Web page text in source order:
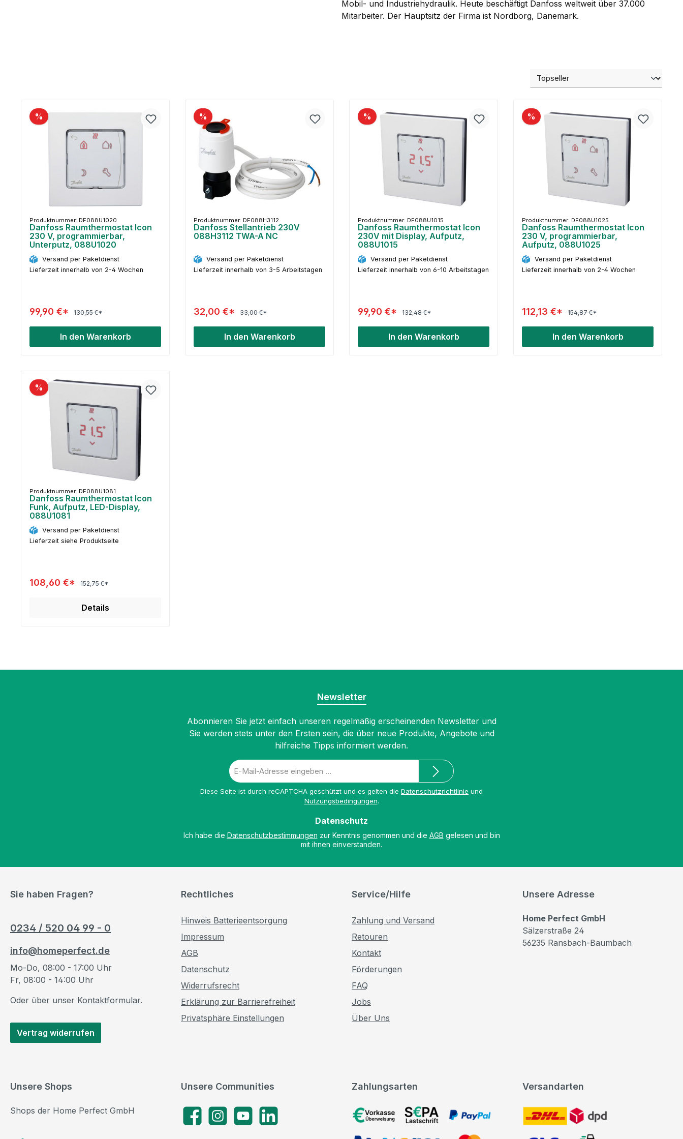
Mobil- und Industriehydraulik. Heute beschäftigt Danfoss weltweit über 37.000
Mitarbeiter. Der Hauptsitz der Firma ist Nordborg, Dänemark.
%
Produktnummer: DF088U1020
Danfoss Raumthermostat Icon
230 V, programmierbar,
Unterputz, 088U1020
Versand per Paketdienst
Lieferzeit innerhalb von 2-4 Wochen
99,90 €* 130,55 €*
In den Warenkorb
%
Produktnummer: DF088H3112
Danfoss Stellantrieb 230V
088H3112 TWA-A NC
Versand per Paketdienst
Lieferzeit innerhalb von 3-5 Arbeitstagen
32,00 €* 33,00 €*
In den Warenkorb
%
Produktnummer: DF088U1015
Danfoss Raumthermostat Icon
230V mit Display, Aufputz,
088U1015
Versand per Paketdienst
Lieferzeit innerhalb von 6-10 Arbeitstagen
99,90 €* 132,48 €*
In den Warenkorb
%
Produktnummer: DF088U1025
Danfoss Raumthermostat Icon
230 V, programmierbar,
Aufputz, 088U1025
Versand per Paketdienst
Lieferzeit innerhalb von 2-4 Wochen
112,13 €* 154,87 €*
In den Warenkorb
%
Produktnummer: DF088U1081
Danfoss Raumthermostat Icon
Funk, Aufputz, LED-Display,
088U1081
Versand per Paketdienst
Lieferzeit siehe Produktseite
108,60 €* 152,75 €*
Details
Newsletter
Abonnieren Sie jetzt einfach unseren regelmäßig erscheinenden Newsletter und
Sie werden stets unter den Ersten sein, die über neue Produkte, Angebote und
hilfreiche Tipps informiert werden.
E-
Mail-
Diese Seite ist durch reCAPTCHA geschützt und es gelten die Datenschutzrichtlinie und
Nutzungsbedingungen.
Datenschutz
Ich habe die Datenschutzbestimmungen zur Kenntnis genommen und die AGB gelesen und bin
mit ihnen einverstanden.
Sie haben Fragen?
0234 / 520 04 99 - 0
info@homeperfect.de
Mo-Do, 08:00 - 17:00 Uhr
Fr, 08:00 - 14:00 Uhr
Oder über unser Kontaktformular.
Vertrag widerrufen
Rechtliches
Hinweis Batterieentsorgung
Impressum
AGB
Datenschutz
Widerrufsrecht
Erklärung zur Barrierefreiheit
Privatsphäre Einstellungen
Service/Hilfe
Zahlung und Versand
Retouren
Kontakt
Förderungen
FAQ
Jobs
Über Uns
Zahlungsarten
Vorkasse, SEPA-Lastschrift, PayPal
Versandarten
Unsere Adresse
Home Perfect GmbH
Sälzerstraße 24
56235 Ransbach-Baumbach
Unsere Communities
FacebookInstagramYouTubeLinkedIn
Unsere Shops
Shops der Home Perfect GmbH